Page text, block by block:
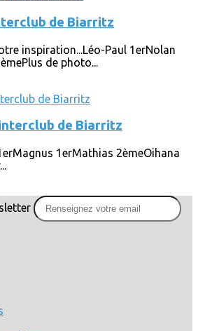
de Biarritz
inspiration...Léo-Paul 1erNolan
de photo...
de Biarritz
1erMathias 2èmeOihana